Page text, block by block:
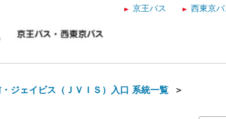
京王バス 西東京バ
ジェイビス（ＪＶＩＳ）入口 系統一覧 ＞